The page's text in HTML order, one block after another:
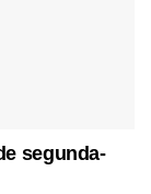
segunda-